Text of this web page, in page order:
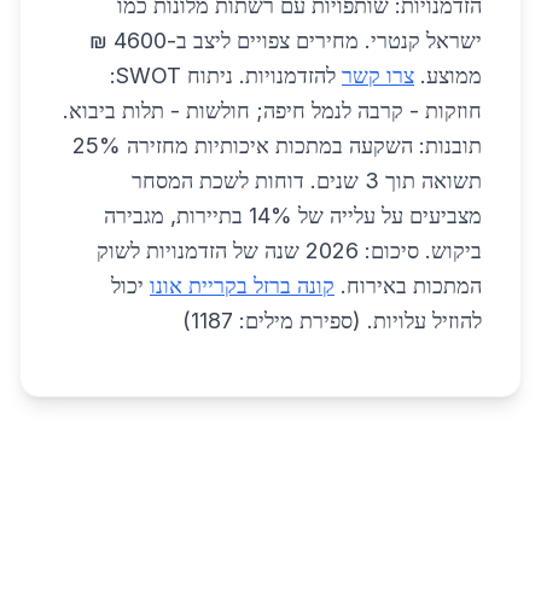
הזדמנויות: שותפויות עם רשתות מלונות כמו
ישראל קנטרי. מחירים צפויים ליצב ב-4600 ₪
ממוצע. צרו קשר
להזדמנויות. ניתוח SWOT:
חוזקות - קרבה לנמל חיפה; חולשות - תלות ביבוא.
תובנות: השקעה במתכות איכותיות מחזירה 25%
תשואה תוך 3 שנים. דוחות לשכת המסחר
מצביעים על עלייה של 14% בתיירות, מגבירה
ביקוש. סיכום: 2026 שנה של הזדמנויות לשוק
המתכות באירוח. קונה ברזל בקריית אונו יכול
להוזיל עלויות. (ספירת מילים: 1187)